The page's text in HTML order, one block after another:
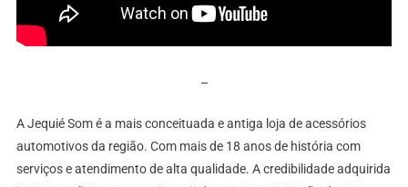
–
A Jequié Som é a mais conceituada e antiga loja de acessórios
automotivos da região. Com mais de 18 anos de história com
serviços e atendimento de alta qualidade. A credibilidade adquirida